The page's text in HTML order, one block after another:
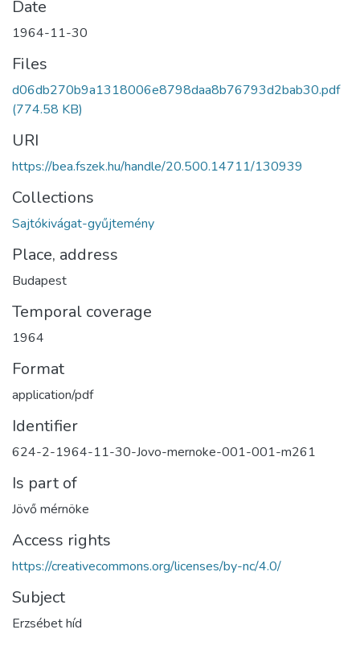
Date
1964-11-30
Files
d06db270b9a1318006e8798daa8b76793d2bab30.pdf
(774.58 KB)
URI
https://bea.fszek.hu/handle/20.500.14711/130939
Collections
Sajtókivágat-gyűjtemény
Place, address
Budapest
Temporal coverage
1964
Format
application/pdf
Identifier
624-2-1964-11-30-Jovo-mernoke-001-001-m261
Is part of
Jövő mérnöke
Access rights
https://creativecommons.org/licenses/by-nc/4.0/
Subject
Erzsébet híd